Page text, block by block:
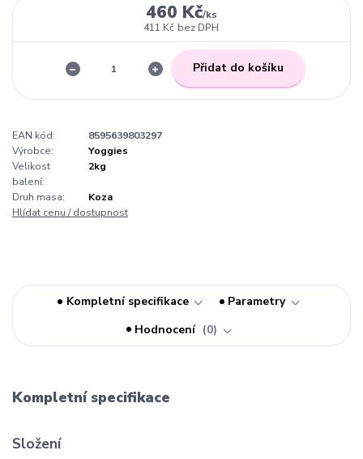
460 Kč/ks
411 Kč bez DPH
Přidat do košíku
EAN kód:
8595639803297
Výrobce:
Yoggies
Velikost
balení:
2kg
Druh masa:
Koza
Hlídat cenu / dostupnost
Kompletní specifikace
Parametry
Hodnocení
0
Kompletní specifikace
Složení